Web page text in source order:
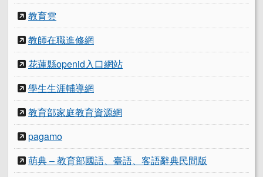
教育雲
教師在職進修網
花蓮縣openid入口網站
學生生涯輔導網
教育部家庭教育資源網
pagamo
萌典 – 教育部國語、臺語、客語辭典民間版